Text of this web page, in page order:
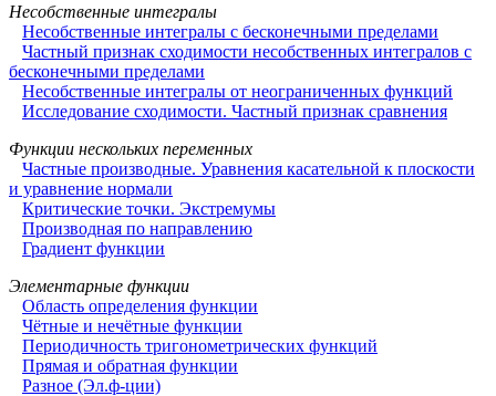
Несобственные интегралы
Несобственные интегралы с бесконечными пределами
Частный признак сходимости несобственных интегралов с
бесконечными пределами
Несобственные интегралы от неограниченных функций
Исследование сходимости. Частный признак сравнения
Функции нескольких переменных
Частные производные. Уравнения касательной к плоскости
и уравнение нормали
Критические точки. Экстремумы
Производная по направлению
Градиент функции
Элементарные функции
Область определения функции
Чётные и нечётные функции
Периодичность тригонометрических функций
Прямая и обратная функции
Разное (Эл.ф-ции)